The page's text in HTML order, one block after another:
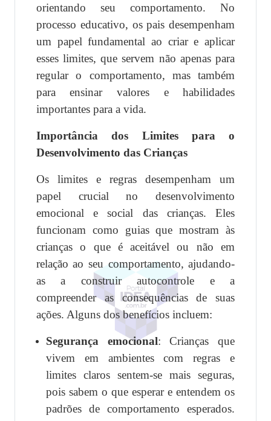
orientando seu comportamento. No
processo educativo, os pais desempenham
um papel fundamental ao criar e aplicar
esses limites, que servem não apenas para
regular o comportamento, mas também
para ensinar valores e habilidades
importantes para a vida.
Importância dos Limites para o
Desenvolvimento das Crianças
Os limites e regras desempenham um
papel crucial no desenvolvimento
emocional e social das crianças. Eles
funcionam como guias que mostram às
crianças o que é aceitável ou não em
relação ao seu comportamento, ajudando-
as a construir autocontrole e a
compreender as consequências de suas
ações. Alguns dos benefícios incluem:
Segurança emocional: Crianças que
vivem em ambientes com regras e
limites claros sentem-se mais seguras,
pois sabem o que esperar e entendem os
padrões de comportamento esperados.